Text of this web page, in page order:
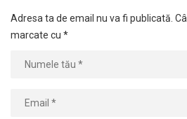
Adresa ta de email nu va fi publicată.
marcate cu *